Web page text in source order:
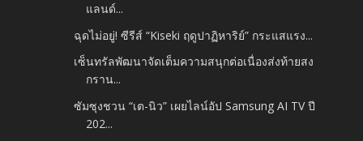
แลนด์...
ฉุดไม่อยู่! ซีรีส์ “Kiseki ฤดูปาฏิหาริย์” กระแสแรง...
เซ็นทรัลพัฒนาจัดเต็มความสนุกต่อเนื่องส่งท้ายสง
กราน...
ซัมซุงชวน “เต-นิว” เผยไลน์อัป Samsung AI TV ปี
202...